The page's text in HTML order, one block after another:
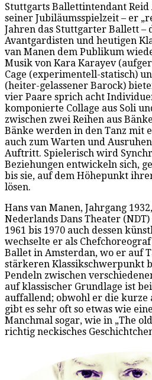
Stuttgarts Ballettintendant
seiner Jubiläumsspielzeit – er
Jahren das Stuttgarter Ballett –
Avantgardisten und heutigen
van Manen dem Publikum
Musik von Kara Karayev
Cage (experimentell-statisch)
(heiter-gelassener Barock)
vier Paare sprich acht
komponierte Collage aus Soli
zwischen zwei Reihen aus
Bänke werden in den Tanz mit
auch zum Warten und
Auftritt. Spielerisch wird
Beziehungen entwickeln sich,
bis sie, auf dem Höhepunkt
lösen.
Hans van Manen, Jahrgang
Nederlands Dans Theater
1961 bis 1970 auch dessen
wechselte er als
Ballet in Amsterdan, wo er auf
stärkeren Klassikschwerpunkt
Pendeln zwischen
auf klassischer Grundlage ist
auffallend; obwohl er die kurze
gibt es sehr oft so etwas wie
Manchmal sogar, wie in „The
richtig neckisches